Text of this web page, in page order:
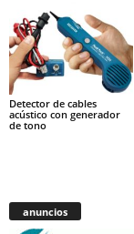
Detector de cables
acústico con generador
de tono
anuncios